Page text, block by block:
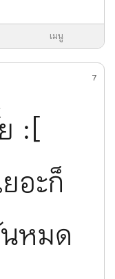
เมนู
7
:[
อะก็
หมด